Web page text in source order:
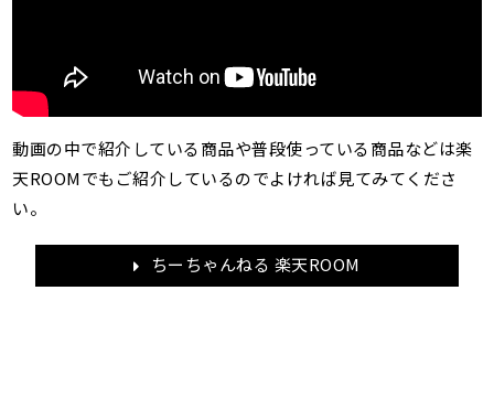
動画の中で紹介している商品や普段使っている商品などは楽
天ROOMでもご紹介しているのでよければ見てみてくださ
い。
ちーちゃんねる 楽天ROOM